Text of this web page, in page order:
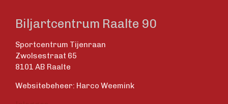
Biljartcentrum Raalte 90
Sportcentrum Tijenraan
Zwolsestraat 65
8101 AB Raalte
Websitebeheer: Harco Weemink